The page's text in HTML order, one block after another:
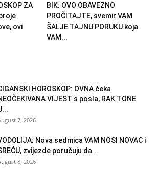
ZA
ovi
BIK: OVO OBAVEZNO
PROČITAJTE, svemir VAM
ŠALJE TAJNU PORUKU koja
VAM...
HOROSKOP: OVNA čeka
VIJEST s posla, RAK TONE
7, 2026
Nova sedmica VAM NOSI NOVAC i
zvijezde poručuju da...
8, 2026